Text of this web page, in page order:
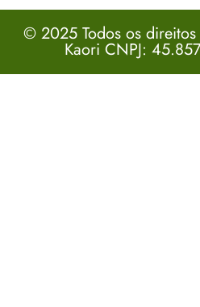
© 2025 Todos os
Kaori CNPJ: